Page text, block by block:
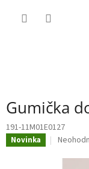
Gumička
191-11M01E0127
Novinka